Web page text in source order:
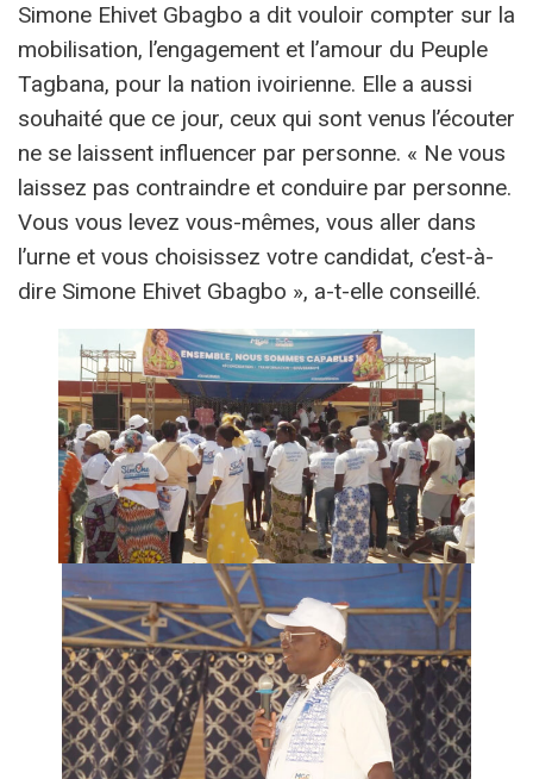
Simone Ehivet Gbagbo a dit vouloir compter sur la
mobilisation, l’engagement et l’amour du Peuple
Tagbana, pour la nation ivoirienne. Elle a aussi
souhaité que ce jour, ceux qui sont venus l’écouter
ne se laissent influencer par personne. « Ne vous
laissez pas contraindre et conduire par personne.
Vous vous levez vous-mêmes, vous aller dans
l’urne et vous choisissez votre candidat, c’est-à-
dire Simone Ehivet Gbagbo », a-t-elle conseillé.